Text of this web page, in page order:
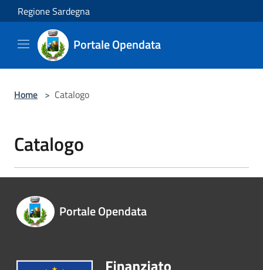
Salta al contenuto principale
Regione Sardegna
Portale Opendata
Home > Catalogo
Catalogo
Portale Opendata